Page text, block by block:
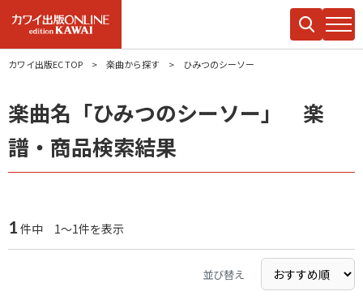
カワイ出版EC TOP 楽曲から探す ひみつのシーソー
楽曲名「ひみつのシーソー」 楽
譜・商品検索結果
1 件中 1～1件を表示
並び替え